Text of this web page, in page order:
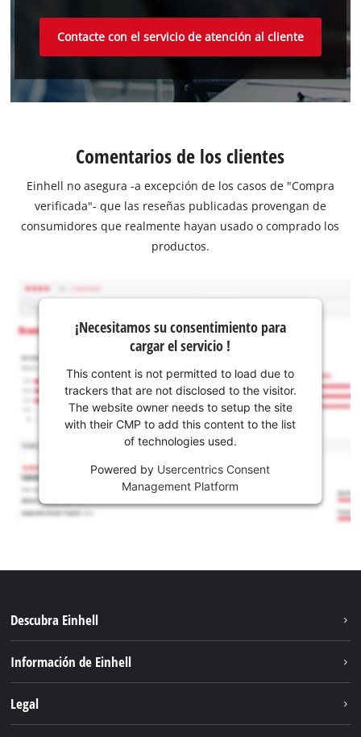
Contacte con el servicio de atención al cliente
Comentarios de los clientes
Einhell no asegura -a excepción de los casos de "Compra
verificada"- que las reseñas publicadas provengan de
consumidores que realmente hayan usado o comprado los
productos.
¡Necesitamos su consentimiento para
cargar el servicio !
This content is not permitted to load due to
trackers that are not disclosed to the visitor.
The website owner needs to setup the site
with their CMP to add this content to the list
of technologies used.
Powered by Usercentrics Consent
Management Platform
Descubra Einhell
Servicio
Información de Einhell
Legal